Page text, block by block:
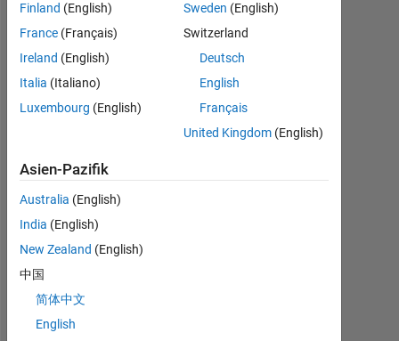
BEITRÄGE
0
4
6
10
RANG
302.034
Finland (English)
France (Français)
Ireland (English)
Italia (Italiano)
Luxembourg (English)
Sweden (English)
Switzerland
Deutsch
English
Français
United Kingdom (English)
Asien-Pazifik
Australia (English)
India (English)
New Zealand (English)
中国
简体中文
English